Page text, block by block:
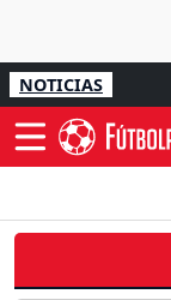
NOTICIAS